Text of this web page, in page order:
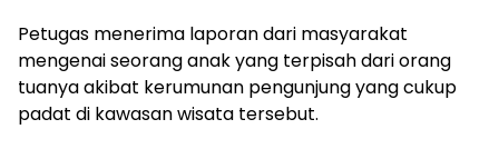
Petugas menerima laporan dari masyarakat
mengenai seorang anak yang terpisah dari orang
tuanya akibat kerumunan pengunjung yang cukup
padat di kawasan wisata tersebut.